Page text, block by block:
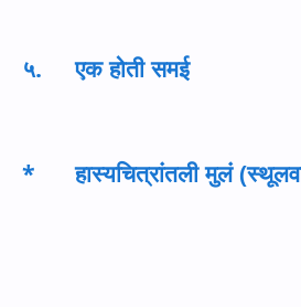
५. एक होती समई
*हास्यचित्रांतली मुलं